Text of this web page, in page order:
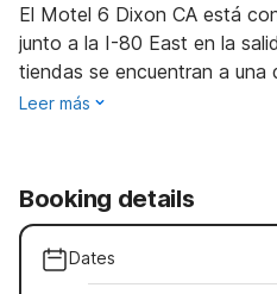
El Motel 6 Dixon CA está
junto a la I-80 East en la
tiendas se encuentran a una
Leer más
Booking details
Dates